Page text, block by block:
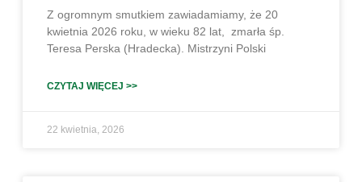
Z ogromnym smutkiem zawiadamiamy, że 20
kwietnia 2026 roku, w wieku 82 lat, zmarła śp.
Teresa Perska (Hradecka). Mistrzyni Polski
CZYTAJ WIĘCEJ >>
22 kwietnia, 2026